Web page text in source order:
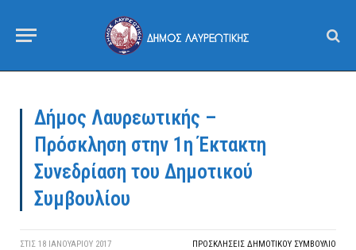
Δήμος Λαυρεωτικής –
Πρόσκληση στην 1η Έκτακτη
Συνεδρίαση του Δημοτικού
Συμβουλίου
ΣΤΙΣ 18 ΙΑΝΟΥΑΡΊΟΥ 2017 ΠΡΟΣΚΛΉΣΕΙΣ ΔΗΜΟΤΙΚΟΎ ΣΥΜΒΟΎΛΙΟ